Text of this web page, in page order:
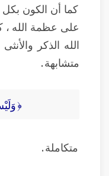
كما أن الكون بكل
على عظمة الله ،
الله الذكر
متشابهة .
﴿
متكاملة .